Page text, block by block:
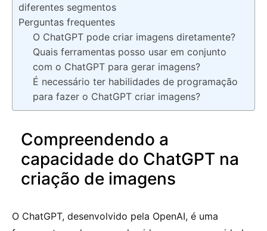
diferentes segmentos
Perguntas frequentes
O ChatGPT pode criar imagens diretamente?
Quais ferramentas posso usar em conjunto
com o ChatGPT para gerar imagens?
É necessário ter habilidades de programação
para fazer o ChatGPT criar imagens?
Compreendendo a
capacidade do ChatGPT na
criação de imagens
O ChatGPT, desenvolvido pela OpenAI, é uma